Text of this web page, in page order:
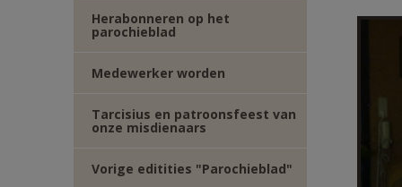
Herabonneren op het
parochieblad
Medewerker worden
Tarcisius en patroonsfeest van
onze misdienaars
Vorige editities "Parochieblad"